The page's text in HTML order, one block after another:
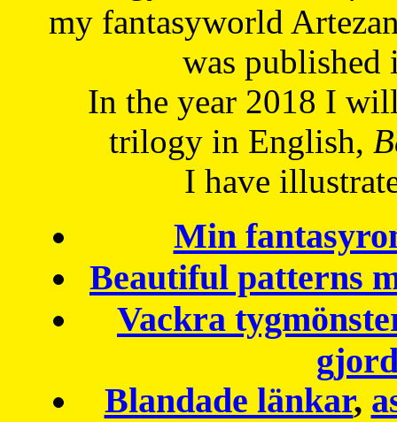
my fantasyworld
was published
In the year 2018 I
trilogy in English,
I have
Min
Beautiful patterns
Vackra
Blandade länkar,